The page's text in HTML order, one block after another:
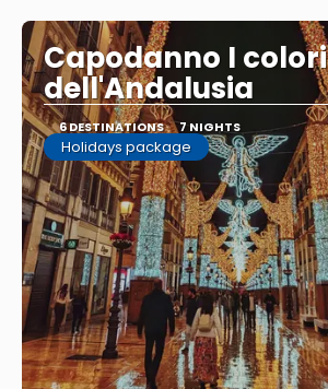
Capodanno I colori
dell'Andalusia
6 DESTINATIONS 7 NIGHTS
Holidays package